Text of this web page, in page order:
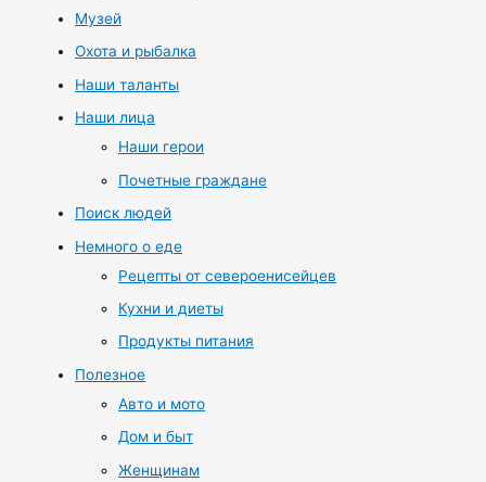
Музей
Охота и рыбалка
Наши таланты
Наши лица
Наши герои
Почетные граждане
Поиск людей
Немного о еде
Рецепты от североенисейцев
Кухни и диеты
Продукты питания
Полезное
Авто и мото
Дом и быт
Женщинам